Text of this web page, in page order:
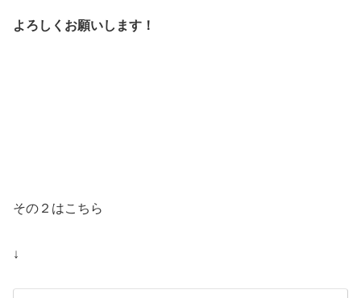
よろしくお願いします！
その２はこちら
↓